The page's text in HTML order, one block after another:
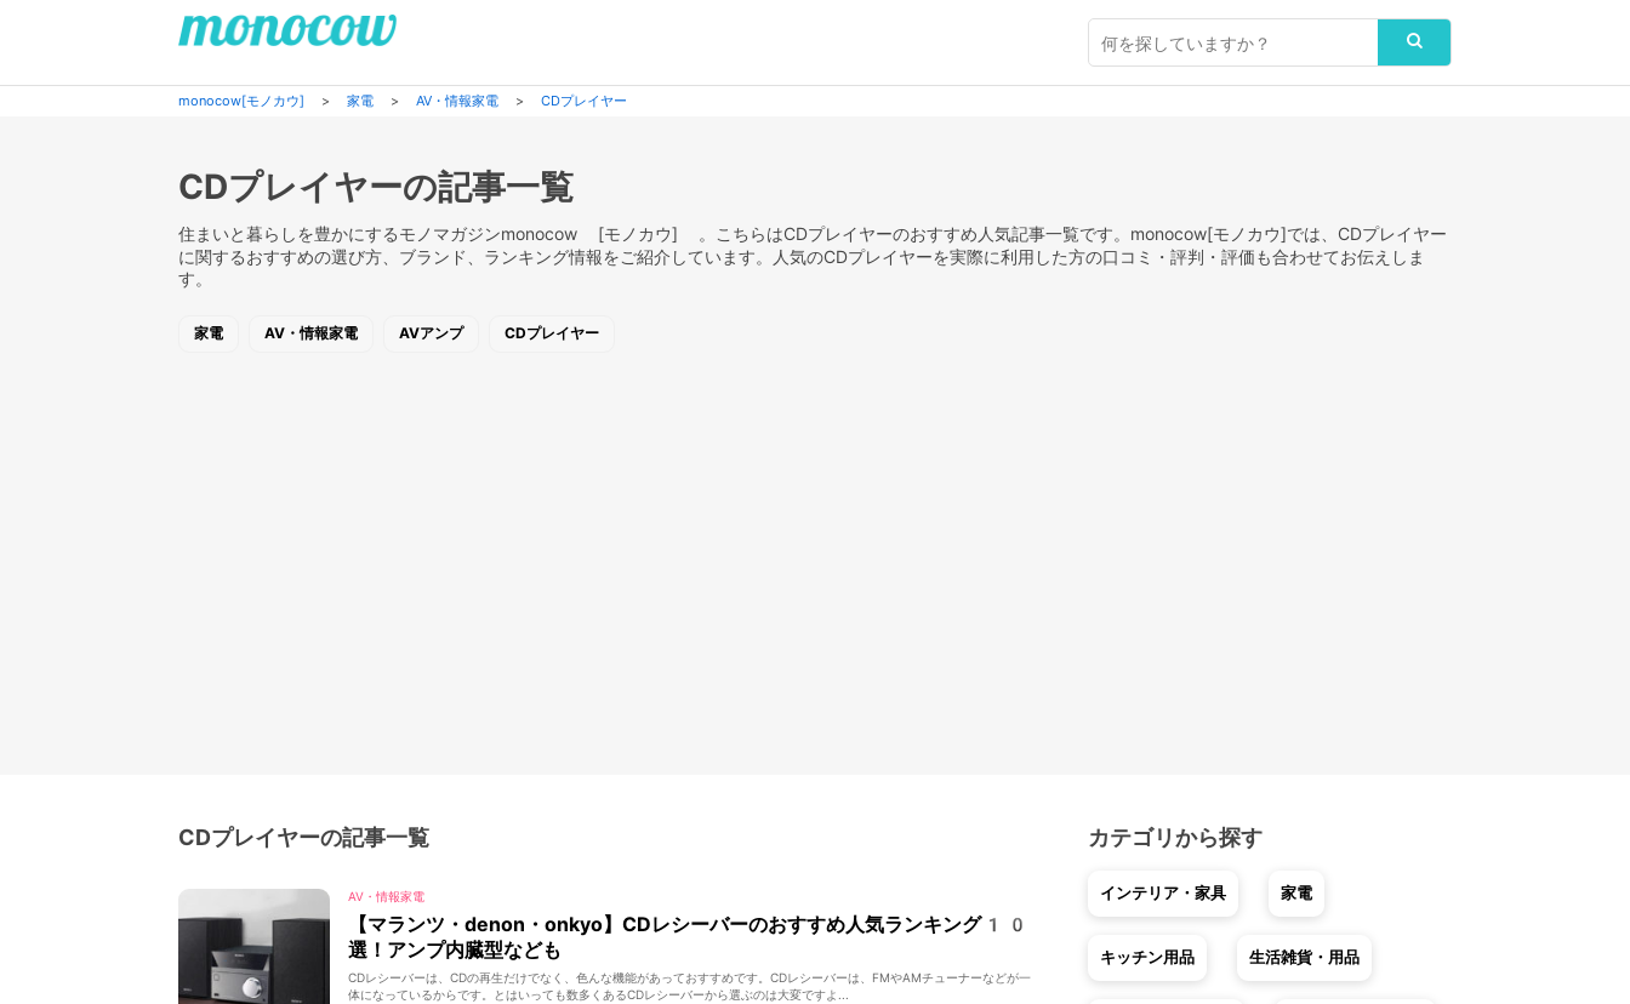
monocow[モノカウ] > 家電 > AV・情報家電 > CDプレイヤー
CDプレイヤーの記事一覧
住まいと暮らしを豊かにするモノマガジンmonocow [モノカウ] 。こちらはCDプレイヤーのおすすめ人気記事一覧です。monocow[モノカウ]では、CDプレイヤー
に関するおすすめの選び方、ブランド、ランキング情報をご紹介しています。人気のCDプレイヤーを実際に利用した方の口コミ・評判・評価も合わせてお伝えしま
す。
家電 AV・情報家電 AVアンプ CDプレイヤー
CDプレイヤーの記事一覧
AV・情報家電
【マランツ・denon・onkyo】CDレシーバーのおすすめ人気ランキング10
選！アンプ内臓型なども
CDレシーバーは、CDの再生だけでなく、色んな機能があっておすすめです。CDレシーバーは、FMやAMチューナーなどが一
体になっているからです。とはいっても数多くあるCDレシーバーから選ぶのは大変ですよ...
カテゴリから探す
インテリア・家具 家電
キッチン用品 生活雑貨・用品